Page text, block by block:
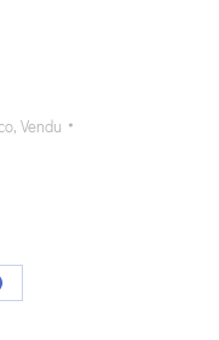
, Vendu